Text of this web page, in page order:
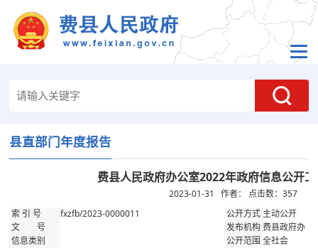
县直部门年度报告
费县人民政府办公室2022年政府信息公开
2023-01-31 作者： 点击数： 357
索 引 号 fxzfb/2023-0000011 公开方式 主动公开
文 号 发布机构 费县政府办
信息类别 公开范围全社会